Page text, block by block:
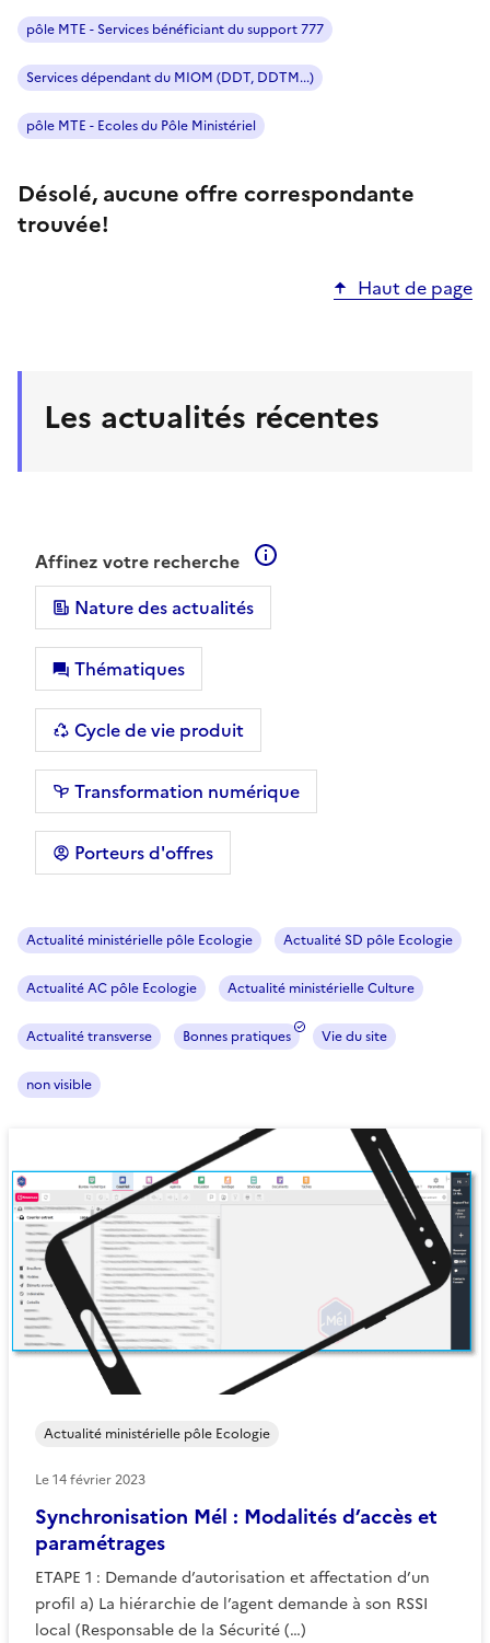
pôle MTE - Services bénéficiant du support 777
Services dépendant du MIOM (DDT, DDTM...)
pôle MTE - Ecoles du Pôle Ministériel
Désolé, aucune offre correspondante
trouvée!
Haut de page
Les actualités récentes
Affinez votre recherche
Nature des actualités
Thématiques
Cycle de vie produit
Transformation numérique
Porteurs d'offres
Actualité ministérielle pôle Ecologie Actualité SD pôle Ecologie
Actualité AC pôle Ecologie Actualité ministérielle Culture
Actualité transverse Bonnes pratiques Vie du site
non visible
Synchronisation Mél : Modalités d’accès et
paramétrages
ETAPE 1 : Demande d’autorisation et affectation d’un
profil a) La hiérarchie de l’agent demande à son RSSI
local (Responsable de la Sécurité (…)
Actualité ministérielle pôle Ecologie
Le14 février 2023